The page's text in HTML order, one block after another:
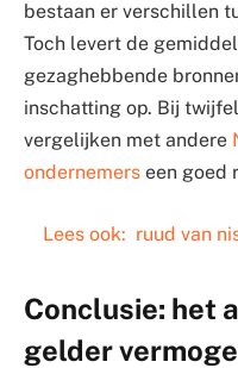
bestaan er verschillen
Toch levert de
gezaghebbende
inschatting op. Bij
vergelijken met andere
ondernemers een goed
Lees ook: ruud van
Conclusie: het
gelder